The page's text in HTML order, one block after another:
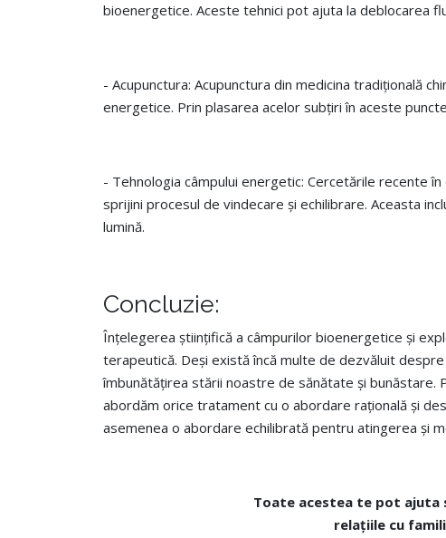
bioenergetice. Aceste tehnici pot ajuta la deblocarea
- Acupunctura: Acupunctura din medicina tradițională
energetice. Prin plasarea acelor subțiri în aceste
- Tehnologia câmpului energetic: Cercetările recente
sprijini procesul de vindecare și echilibrare. Aceasta
lumină.
Concluzie:
Înțelegerea științifică a câmpurilor bioenergetice și
terapeutică. Deși există încă multe de dezvăluit
îmbunătățirea stării noastre de sănătate și bunăstare.
abordăm orice tratament cu o abordare rațională și
asemenea o abordare echilibrată pentru atingerea și
Toate acestea te pot ajuta
relațiile cu